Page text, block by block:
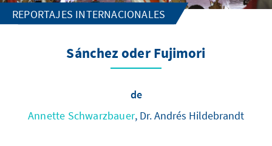
REPORTAJES INTERNACIONALES
Sánchez oder Fujimori
de
Annette Schwarzbauer, Dr. Andrés Hildebrandt